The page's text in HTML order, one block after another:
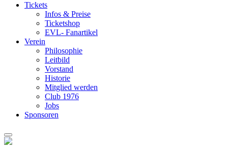
Tickets
Infos & Preise
Ticketshop
EVL- Fanartikel
Verein
Philosophie
Leitbild
Vorstand
Historie
Mitglied werden
Club 1976
Jobs
Sponsoren